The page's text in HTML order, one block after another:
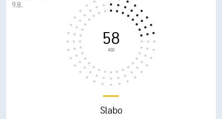
9.8.
58
AQI
Slabo